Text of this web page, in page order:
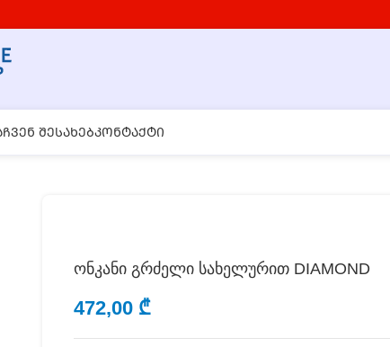
ᲩᲕᲔᲜ ᲨᲔᲡᲐᲮᲔᲑᲙᲝᲜᲢᲐᲥᲢᲘ
ონკანი გრძელი სახელურით DIAMOND
472,00 ₾